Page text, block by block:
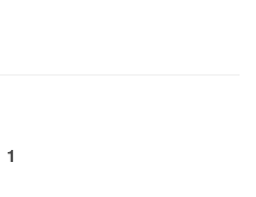
1